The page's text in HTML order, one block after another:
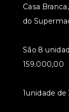
Casa
do
São 8
159.000,00
1unidade